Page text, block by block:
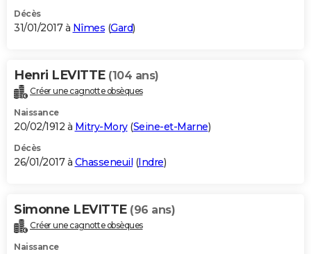
Décès
31/01/2017 à Nîmes (Gard)
Henri LEVITTE (104 ans)
Créer une cagnotte obsèques
Naissance
20/02/1912 à Mitry-Mory(Seine-et-Marne)
Décès
26/01/2017 à Chasseneuil (Indre)
Simonne LEVITTE (96 ans)
Créer une cagnotte obsèques
Naissance